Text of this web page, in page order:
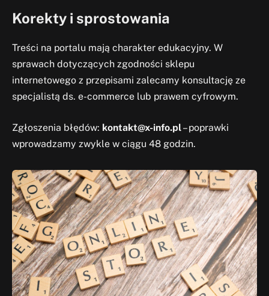
Korekty i sprostowania
Treści na portalu mają charakter edukacyjny. W
sprawach dotyczących zgodności sklepu
internetowego z przepisami zalecamy konsultację ze
specjalistą ds. e-commerce lub prawem cyfrowym.
Zgłoszenia błędów: kontakt@x-info.pl– poprawki
wprowadzamy zwykle w ciągu 48 godzin.